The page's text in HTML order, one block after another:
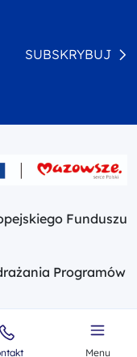
Menu
SUBSKRYBUJ
Funduszu
Programów